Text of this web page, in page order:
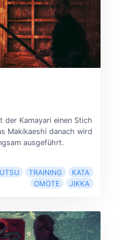
Kamayari einen Stich
Makikaeshi danach wird
ausgeführt.
TRAINING
KATA
OMOTE
JIKKA